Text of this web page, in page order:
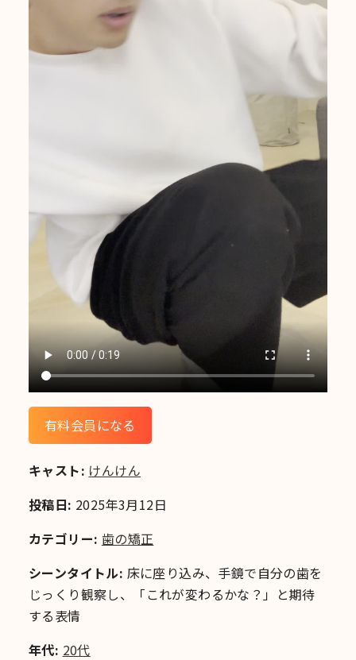
有料会員になる
キャスト: けんけん
投稿日: 2025年3月12日
カテゴリー: 歯の矯正
シーンタイトル: 床に座り込み、手鏡で自分の歯を
じっくり観察し、「これが変わるかな？」と期待
する表情
年代: 20代